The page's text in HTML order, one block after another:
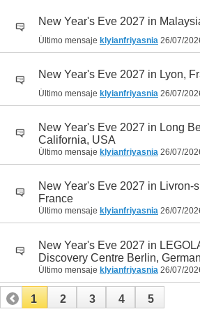
New Year's Eve 2027 in
Último mensaje klyianfriyasnia 26/07/
New Year's Eve 2027 in Lyon,
Último mensaje klyianfriyasnia 26/07/
New Year's Eve 2027 in Long
California, USA
Último mensaje klyianfriyasnia 26/07/
New Year's Eve 2027 in Livron-
France
Último mensaje klyianfriyasnia 26/07/
New Year's Eve 2027 in
Discovery Centre Berlin,
Último mensaje klyianfriyasnia 26/07/
1 2 3 4 5